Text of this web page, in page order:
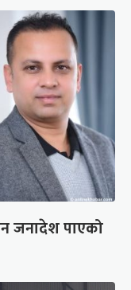
जनादेश पाएको